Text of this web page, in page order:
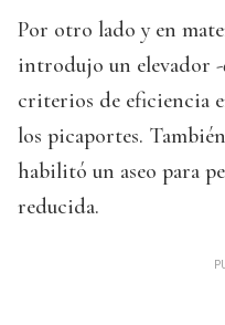
Por otro lado y en
introdujo un elevador -
criterios de eficiencia
los picaportes.
habilitó un aseo para
reducida.